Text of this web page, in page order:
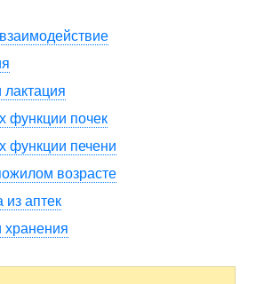
функции почек
функции печени
возрасте
из аптек
хранения